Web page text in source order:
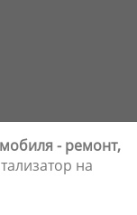
- ремонт,
на